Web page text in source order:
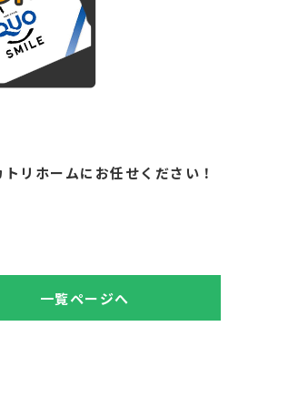
リホームにお任せください！
一覧ページへ